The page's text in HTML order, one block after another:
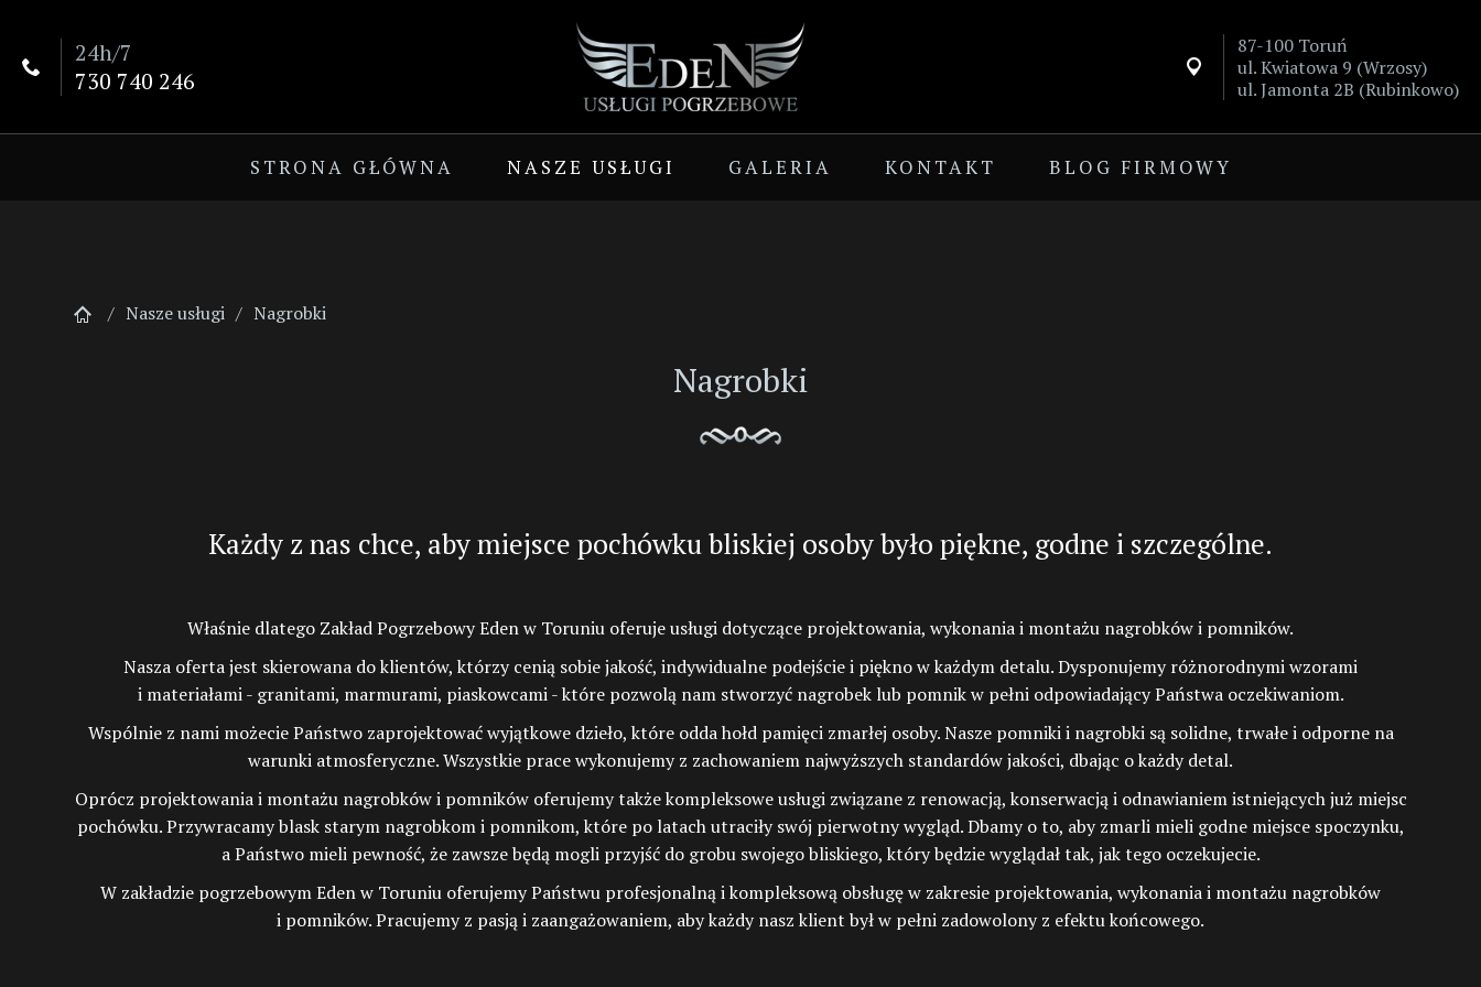

24h/7
730 740 246

87-100 Toruń
ul. Kwiatowa 9 (Wrzosy)
ul. Jamonta 2B (Rubinkowo)
STRONA GŁÓWNA NASZE USŁUGI GALERIA KONTAKT BLOG FIRMOWY
Nasze usługi Nagrobki
Nagrobki
Każdy z nas chce, aby miejsce pochówku bliskiej osoby było piękne, godne i szczególne.
Właśnie dlatego Zakład Pogrzebowy Eden w Toruniu oferuje usługi dotyczące projektowania, wykonania i montażu nagrobków i pomników.
Nasza oferta jest skierowana do klientów, którzy cenią sobie jakość, indywidualne podejście i piękno w każdym detalu. Dysponujemy różnorodnymi wzorami
i materiałami - granitami, marmurami, piaskowcami - które pozwolą nam stworzyć nagrobek lub pomnik w pełni odpowiadający Państwa oczekiwaniom.
Wspólnie z nami możecie Państwo zaprojektować wyjątkowe dzieło, które odda hołd pamięci zmarłej osoby. Nasze pomniki i nagrobki są solidne, trwałe i odporne na
warunki atmosferyczne. Wszystkie prace wykonujemy z zachowaniem najwyższych standardów jakości, dbając o każdy detal.
Oprócz projektowania i montażu nagrobków i pomników oferujemy także kompleksowe usługi związane z renowacją, konserwacją i odnawianiem istniejących już miejsc
pochówku. Przywracamy blask starym nagrobkom i pomnikom, które po latach utraciły swój pierwotny wygląd. Dbamy o to, aby zmarli mieli godne miejsce spoczynku,
a Państwo mieli pewność, że zawsze będą mogli przyjść do grobu swojego bliskiego, który będzie wyglądał tak, jak tego oczekujecie.
W zakładzie pogrzebowym Eden w Toruniu oferujemy Państwu profesjonalną i kompleksową obsługę w zakresie projektowania, wykonania i montażu nagrobków
i pomników. Pracujemy z pasją i zaangażowaniem, aby każdy nasz klient był w pełni zadowolony z efektu końcowego.